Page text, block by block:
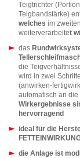
Teigtrichter
Teigbandstärke)
welches im
weiterverarbeitet
das
die
wird in zwei
(anwirken-
automatisch an
Wirkergebnisse
hervorragend
ideal für die
die Anlage ist